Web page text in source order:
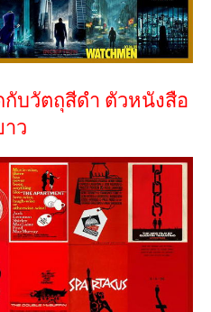
บวัตถุสีดำ ตัวหนังสือ
าว